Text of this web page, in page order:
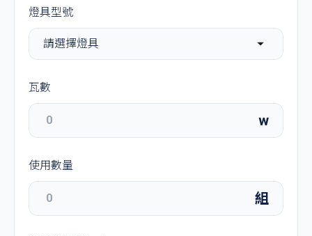
燈具型號
瓦數
w
使用數量
組